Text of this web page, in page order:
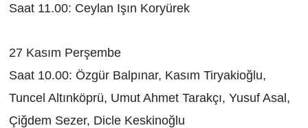
Saat 11.00: Ceylan Işın Koryürek
27 Kasım Perşembe
Saat 10.00: Özgür Balpınar, Kasım Tiryakioğlu,
Tuncel Altınköprü, Umut Ahmet Tarakçı, Yusuf Asal,
Çiğdem Sezer, Dicle Keskinoğlu